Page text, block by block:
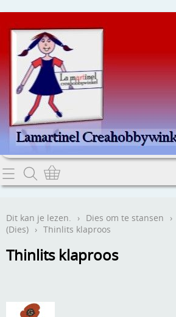
Home
Contact
Webwinkel
Dit kan je lezen. › Dies om te stansen ›
(Dies) › Thinlits klaproos
Thinlits klaproos